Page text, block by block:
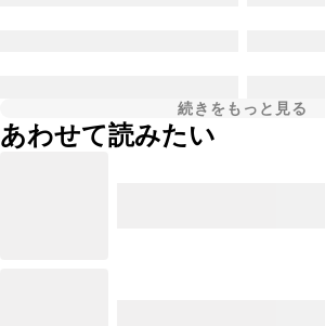
続きをもっと見る
あわせて読みたい